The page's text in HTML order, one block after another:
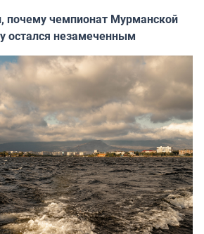
почему чемпионат Мурманской
остался незамеченным